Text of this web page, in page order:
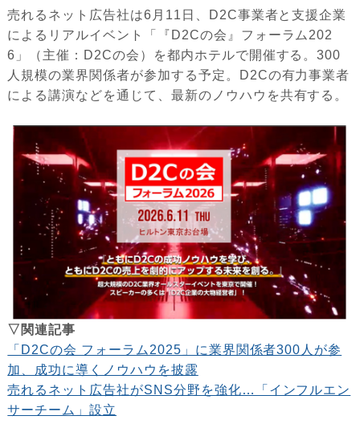
売れるネット広告社は6月11日、D2C事業者と支援企業
によるリアルイベント「『D2Cの会』フォーラム202
6」（主催：D2Cの会）を都内ホテルで開催する。300
人規模の業界関係者が参加する予定。D2Cの有力事業者
による講演などを通じて、最新のノウハウを共有する。
▽関連記事
「D2Cの会 フォーラム2025」に業界関係者300人が参
加、成功に導くノウハウを披露
売れるネット広告社がSNS分野を強化…「インフルエン
サーチーム」設立